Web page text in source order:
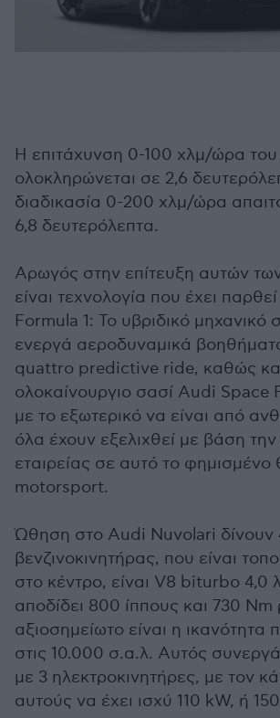
Η επιτάχυνση 0-100 χλμ/ώρα
ολοκληρώνεται σε 2,6
διαδικασία 0-200 χλμ/ώρα
6,8 δευτερόλεπτα.
Αρωγός στην επίτευξη αυτών
είναι τεχνολογία που έχει
Formula 1: Το υβριδικό μηχανικό
ενεργά αεροδυναμικά
quattro predictive ride, καθώς
ολοκαίνουργιο σασί Audi Space
με το εξωτερικό να είναι από
όλα έχουν εξελιχθεί με βάση την
εταιρείας σε αυτό το φημισμένο
motorsport.
Ώθηση στο Audi Nuvolari δίνουν
βενζινοκινητήρας, που είναι
στο κέντρο, είναι V8 biturbo 4,0
αποδίδει 800 ίππους και 730
αξιοσημείωτο είναι η ικανότητα
στις 10.000 σ.α.λ. Αυτός
με 3 ηλεκτροκινητήρες, με τον
αυτούς να έχει ισχύ 110 kW, ή